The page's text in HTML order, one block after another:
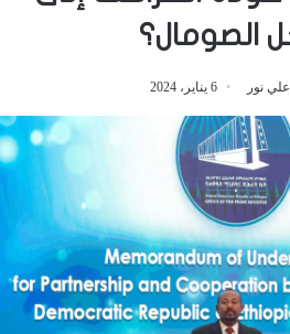
الصومال؟
نور 6 يناير، 2024